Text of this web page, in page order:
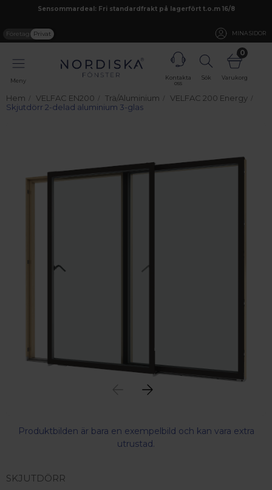
Sensommardeal: Fri standardfrakt på lagerfört t.o.m 16/8
Företag Privat MINA SIDOR
Meny
Kontakta
oss
Sök
0
Varukorg
Hem VELFAC EN200 Trä/Aluminium
VELFAC 200 Energy
Skjutdörr 2-delad aluminium 3-glas
Produktbilden är bara en exempelbild och kan vara extra
utrustad.
SKJUTDÖRR